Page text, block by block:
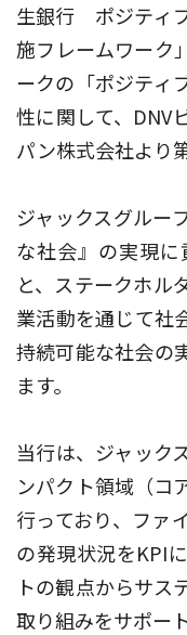
生銀行 ポジティ
施フレームワーク
ークの「ポジティ
性に関して、DNV
パン株式会社より
ジャックスグルー
な社会』の実現
と、ステークホル
業活動を通じて社
持続可能な社会の
ます。
当行は、ジャック
ンパクト領域（コ
行っており、ファ
の発現状況をKPI
トの観点からサス
取り組みをサポー